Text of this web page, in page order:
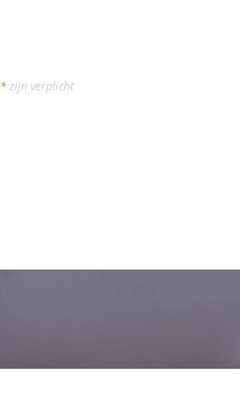
* zijn verplicht